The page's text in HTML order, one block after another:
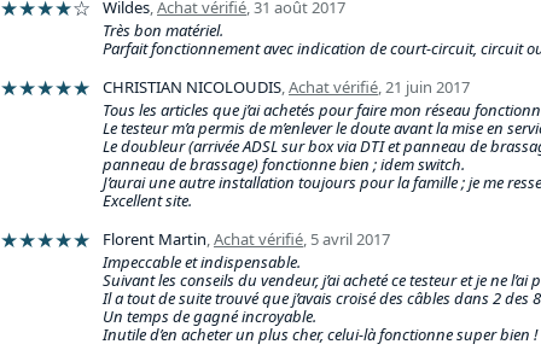
★★★★☆ Wildes,Achat vérifié,31 août 2017
Très bon matériel.
Parfait fonctionnement avec indication de court-circuit, circuit
★★★★★ CHRISTIAN NICOLOUDIS,Achat vérifié,21 juin 2017
Tous les articles que j’ai achetés pour faire mon réseau
Le testeur m’a permis de m’enlever le doute avant la mise en
Le doubleur (arrivée ADSL sur box via DTI et panneau de
panneau de brassage) fonctionne bien ; idem switch.
J’aurai une autre installation toujours pour la famille ; je me
Excellent site.
★★★★★ Florent Martin,Achat vérifié, 5 avril 2017
Impeccable et indispensable.
Suivant les conseils du vendeur, j’ai acheté ce testeur et je ne l’ai
Il a tout de suite trouvé que j’avais croisé des câbles dans 2 des
Un temps de gagné incroyable.
Inutile d’en acheter un plus cher, celui-là fonctionne super bien !